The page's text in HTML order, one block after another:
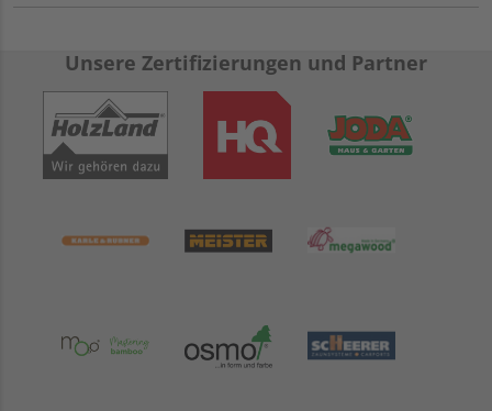
Unsere Zertifizierungen und Partner